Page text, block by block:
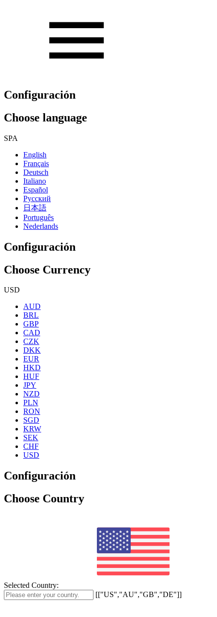
Configuración
Choose language
SPA
English
Français
Deutsch
Italiano
Español
Русский
日本語
Português
Nederlands
Configuración
Choose Currency
USD
AUD
BRL
GBP
CAD
CZK
DKK
EUR
HKD
HUF
JPY
NZD
PLN
RON
SGD
KRW
SEK
CHF
USD
Configuración
Choose Country
Selected Country:
[["US","AU","GB","DE"]]